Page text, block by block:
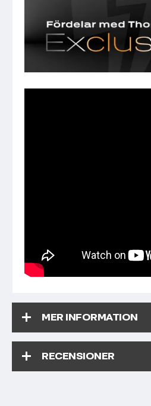
MER INFORMATION
RECENSIONER